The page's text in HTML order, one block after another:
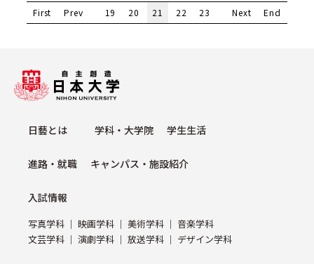
First Prev 19 20 21 22 23 Next End
⽇藝とは 学科・⼤学院 学⽣⽣活
進路・就職 キャンパス・施設紹介
⼊試情報
写真学科 映画学科 美術学科
⾳楽学科
⽂芸学科
演劇学科 放送学科 デザイン学科